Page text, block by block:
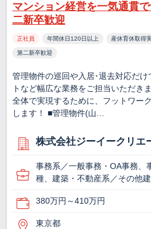
マンション経営を一気通貫
二新卒歓迎
正社員 年間休日120日以上 産休育休取得
第二新卒歓迎
管理物件の巡回や入居･退去対応だ
トなど幅広な業務をご担当いただき
全体で実現するために、フットワー
します！ ■管理物件(山…
株式会社ジーイークリエ
事務系／一般事務・OA事務、
種、建築・不動産系／その他
380万円～410万円
東京都